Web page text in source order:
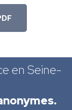
en Seine-